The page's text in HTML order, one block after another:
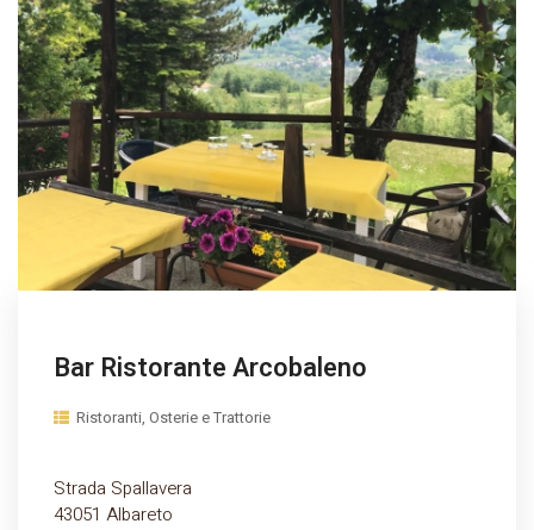
Bar Ristorante Arcobaleno
Ristoranti, Osterie e Trattorie
Strada Spallavera
43051 Albareto